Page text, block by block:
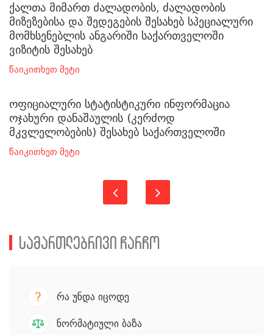
ქალთა მიმართ ძალადობის, ძალადობის
მიზეზებისა და შედეგების შესახებ სპეციალური
მომხსენებლის ანგარიში საქართველოში
ვიზიტის შესახებ
წაიკითხეთ მეტი
ოფიციალური სტატისტიკური ინფორმაცია
ოჯახური დანაშაულის (კერძოდ
მკვლელობების) შესახებ საქართველოში
წაიკითხეთ მეტი
სამართლებრივი ჩარჩო
რა უნდა იცოდე
ნორმატიული ბაზა